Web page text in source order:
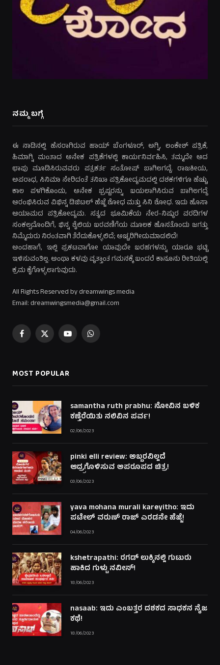
ನಮ್ಮ ಬಗ್ಗೆ
ಈ ನಾಡಿನಲ್ಲಿ ಹೆಸರಾಗಿರುವ ಹಾಯ್ ಬೆಂಗಳೂರ್, ಅಗ್ನಿ, ಲಂಕೇಶ್ ಪತ್ರಿಕೆ,
ಹಿಮಾಗ್ನಿ ಮಂತಾದ ಅನೇಕ ಪತ್ರಿಕೆಗಳಲ್ಲಿ ಕಾರ್ಯನಿರ್ವಹಿಸಿ, ತಮ್ಮದೇ ಆದ
ಛಾಪು ಮೂಡಿಸಿರುವವರು ಪತ್ರಕರ್ತ ಸಂತೋಷ್ ಬಾಗಿಲಗದ್ದೆ. ರಾಜಕೀಯ,
ಅಪರಾಧ, ಸಿನಿಮಾ ಸೇರಿದಂತೆ ತನಿಖಾ ಪತ್ರಿಕೋದ್ಯಮದಲ್ಲಿ ದಶಕಗಳಿಗೂ ಹೆಚ್ಚು
ಕಾಲ ಪಳಗಿಕೊಂಡು, ಅನೇಕ ಭ್ರಷ್ಟರನ್ನು ಬಯಲಾಗಿಸಿರುವ ಬಾಗಿಲಗದ್ದೆ
ಆರಂಭಿಸಿರುವ ವಿಭಿನ್ನ ಡಿಜಿಟಲ್ ಹೆಜ್ಜೆ ಶೋಧ ಮತ್ತು ಸಿನಿ ಶೋಧ. ಇದು ಹೊಸಾ
ಆಯಾಮದ ಪತ್ರಿಕೋದ್ಯಮ. ಸತ್ಯದ ಭೂಮಿಕೆಯ ನೇರ-ನಿಷ್ಠುರ ವರದಿಗಳ
ಸಂಕಲ್ಪದೊಂದಿಗೆ, ಭಿನ್ನ ಶೈಲಿಯ ಬರವಣಿಗೆಯ ಮೂಲಕ ಹೊಸತೊಂದು ಜಗತ್ತು
ನಿಮ್ಮೆದುರು ನಿರಂತವಾಗಿ ತೆರೆದುಕೊಳ್ಳಲಿದೆ; ಅಚ್ಚರಿಗೀಡುಮಾಡಲಿದೆ!
ಅಂದಹಾಗೆ, ಇಲ್ಲಿ ಪ್ರಕಟವಾಗೋ ಯಾವುದೇ ಬರಹಗಳನ್ನು ಯಾರೂ ಭಟ್ಟಿ
ಇಳಿಸುವಂತಿಲ್ಲ. ಅಂಥಾ ಕಳವು ವೃತ್ತಾಂತ ಗಮನಕ್ಕೆ ಬಂದರೆ ಕಾನೂನು ರೀತಿಯಲ್ಲಿ
ಕ್ರಮ ಕೈಗೊಳ್ಳಲಾಗುವುದು.
All Rights Reserved by dreamwings media
Email: dreamwingsmedia@gmail.com
Facebook
X
YouTubeWhatsApp
MOST POPULAR
samantha ruth prabhu: ನೋವಿನ ಬಳಿಕ
ಕಣ್ತೆರೆಯಿತು ನಲಿವಿನ ಪರ್ವ!
02/06/2023
pinki elli review: ಅಬ್ಬರವಿಲ್ಲದೆ
ಆದ್ರ್ರಗೊಳಿಸುವ ಅಪರೂಪದ ಚಿತ್ರ!
03/06/2023
yava mohana murali kareyitho: ಇದು
ಪಟೇಲ್ ವರುಣ್ ರಾಜ್ ಎರಡನೇ ಹೆಜ್ಜೆ!
04/06/2023
kshetrapathi: ರಗಡ್ ಲುಕ್ಕಿನಲ್ಲಿ ಗುಟುರು
ಹಾಕಿದ ಗುಳ್ಟು ನವೀನ್!
18/06/2023
nasaab: ಇದು ಎಂಬತ್ತರ ದಶಕದ ಸಾಧಕನ ನೈಜ
ಕಥೆ!
18/06/2023